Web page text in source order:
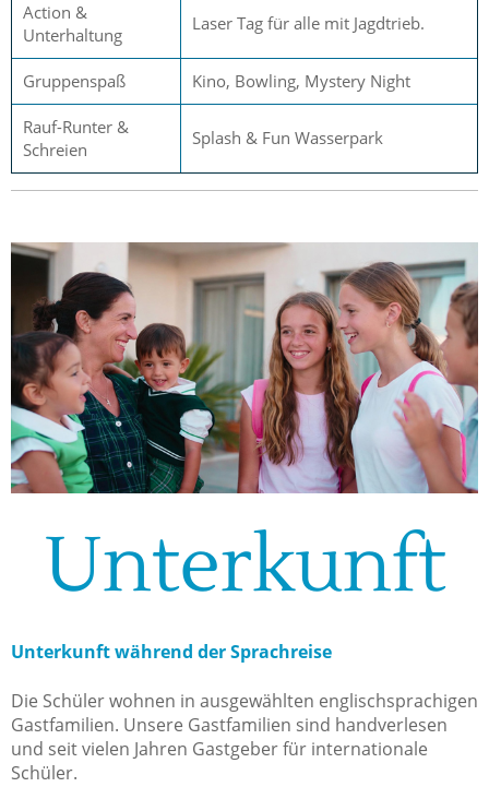
Action &
Unterhaltung
Laser Tag für alle mit Jagdtrieb.
Gruppenspaß Kino, Bowling, Mystery Night
Rauf-Runter &
Schreien
Splash & Fun Wasserpark
Unterkunft
Unterkunft während der Sprachreise
Die Schüler wohnen in ausgewählten englischsprachigen
Gastfamilien. Unsere Gastfamilien sind handverlesen
und seit vielen Jahren Gastgeber für internationale
Schüler.